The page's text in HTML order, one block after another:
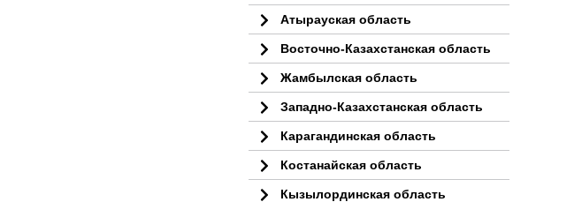
Атырауская область
Восточно-Казахстанская область
Жамбылская область
Западно-Казахстанская область
Карагандинская область
Костанайская область
Кызылординская область